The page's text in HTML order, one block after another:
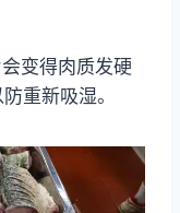
变得肉质发硬
重新吸湿。